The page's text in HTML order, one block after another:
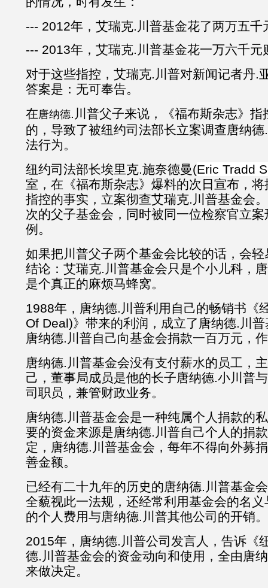
--- 2012年，艾瑞克.川普基金花了两万五千
--- 2013年，艾瑞克.川普基金花一万六千元
对于这些指控，艾瑞克.川普对新闻记者丹.
答案是：无可奉告。
在唐纳德.川普父子来说，《福布斯杂志》指
的，导致了被纽约司法部长立案调查唐纳
法行为。
纽约司法部长埃里克.施奈德曼(Eric Tradd
室，在《福布斯杂志》爆料的次日宣布，
指控的事实，立案彻查艾瑞克.川普基金会
次的父子基金会，同时被同一位检察官立
例。
如果把川普父子两个基金会比较的话，会
结论：艾瑞克.川普基金会只是个小儿科，
是个真正的麻烦马蜂窝。
1988年，唐纳德.川普利用自己的畅销书《
Of Deal)》带来的利润，成立了唐纳德.川
唐纳德.川普自己向基金会捐款一百万元，
唐纳德.川普基金会没有支付薪水的员工，
己，董事局成员是他的长子唐纳德.小川普
司职员，兼管财政业务。
唐纳德.川普基金会是一种纯属个人捐款的
要的资金来源是唐纳德.川普自己个人的捐
定，唐纳德.川普基金会，每年不得向外募
善金额。
已经有二十九年的历史的唐纳德.川普基金
全藐视此一法规，还经常利用基金会的名
的个人费用与唐纳德.川普其他公司的开销。
2015年，唐纳德.川普公司发言人，告诉《
德.川普基金会的资金动向和使用，全由唐
来做决定。